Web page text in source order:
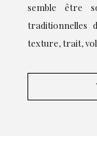
semble être
traditionnelles
texture, trait,